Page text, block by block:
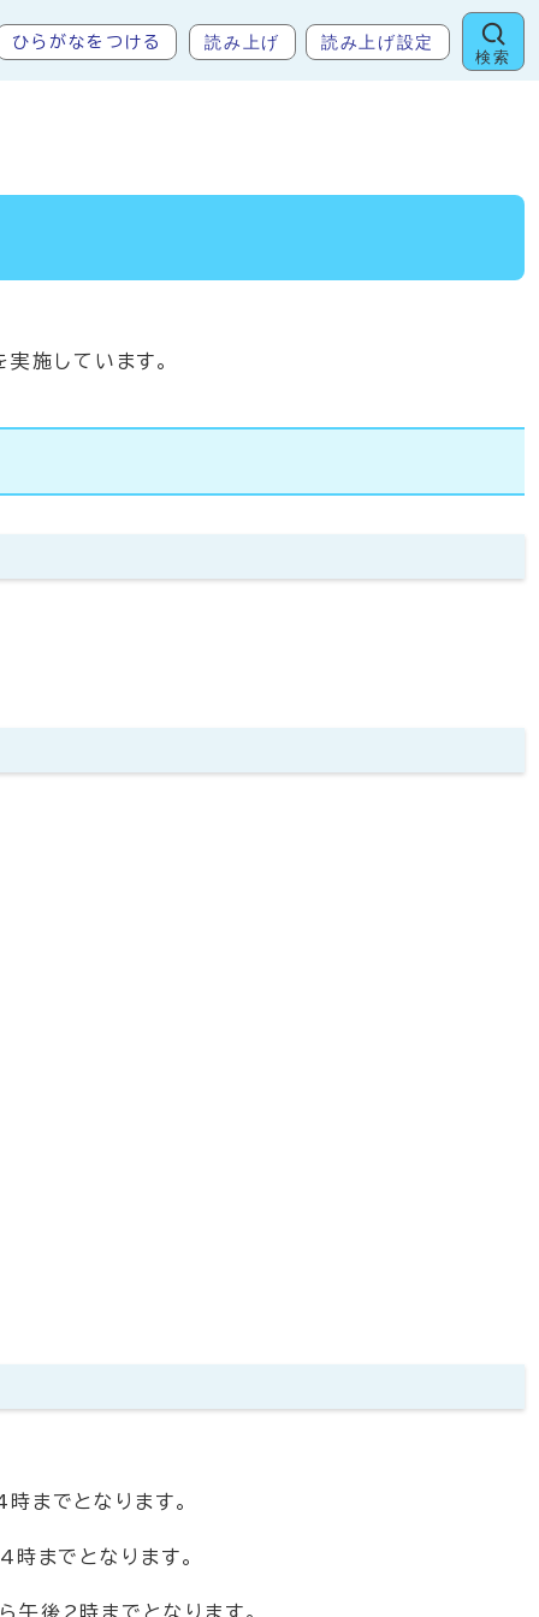
ひらがなをつける 読み上げ 読み上げ設定
検索
施しています。
までとなります。
までとなります。
2時までとなります。